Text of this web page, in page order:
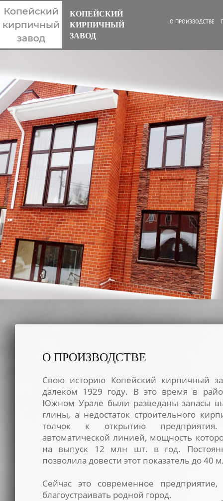
КОПЕЙСКИЙ
КИРПИЧНЫЙ
ЗАВОД
О ПРОИЗВОДСТВЕ
О ПРОИЗВОДСТВЕ
Свою историю Копейский кирпичный
далеком 1929 году. В это время в
Южном Урале были разведаны запасы
глины, а недостаток строительного
толчок к открытию
автоматической линией, мощность
на выпуск 12 млн шт. в год.
позволила довести этот показатель до 40
Сейчас это современное предприятие,
благоустраивать родной город.